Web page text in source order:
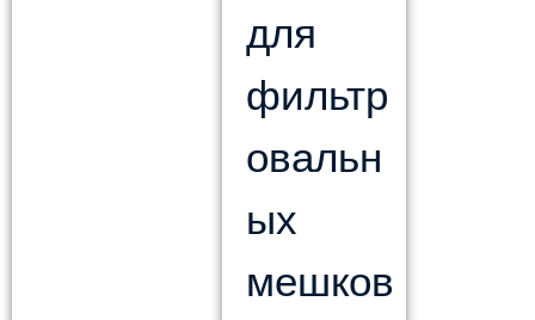
для
фильтр
овальн
ых
мешков